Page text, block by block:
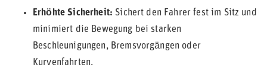
Erhöhte Sicherheit: Sichert den Fahrer fest im Sitz und
minimiert die Bewegung bei starken
Beschleunigungen, Bremsvorgängen oder
Kurvenfahrten.